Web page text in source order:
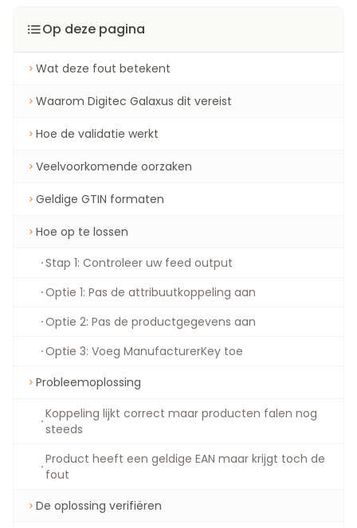
Op deze pagina
Wat deze fout betekent
Waarom Digitec Galaxus dit vereist
Hoe de validatie werkt
Veelvoorkomende oorzaken
Geldige GTIN formaten
Hoe op te lossen
Stap 1: Controleer uw feed output
Optie 1: Pas de attribuutkoppeling aan
Optie 2: Pas de productgegevens aan
Optie 3: Voeg ManufacturerKey toe
Probleemoplossing
Koppeling lijkt correct maar producten falen nog
steeds
Product heeft een geldige EAN maar krijgt toch de
fout
De oplossing verifiëren